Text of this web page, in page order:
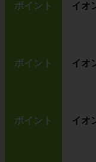
ポイント イオ
ポイント イオ
ポイント イオ